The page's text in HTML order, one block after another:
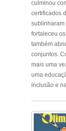
culminou
certificados
sublinharam
fortaleceu
também
conjuntos.
mais uma
uma
inclusão e